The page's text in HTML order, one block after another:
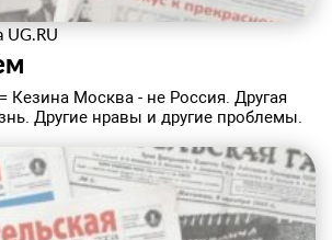
UG.RU
Кезина Москва - не Россия. Другая
Другие нравы и другие проблемы.